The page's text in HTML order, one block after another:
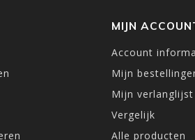
MIJN
Account
Mijn
Mijn verlanglijst
Vergelijk
Alle producten